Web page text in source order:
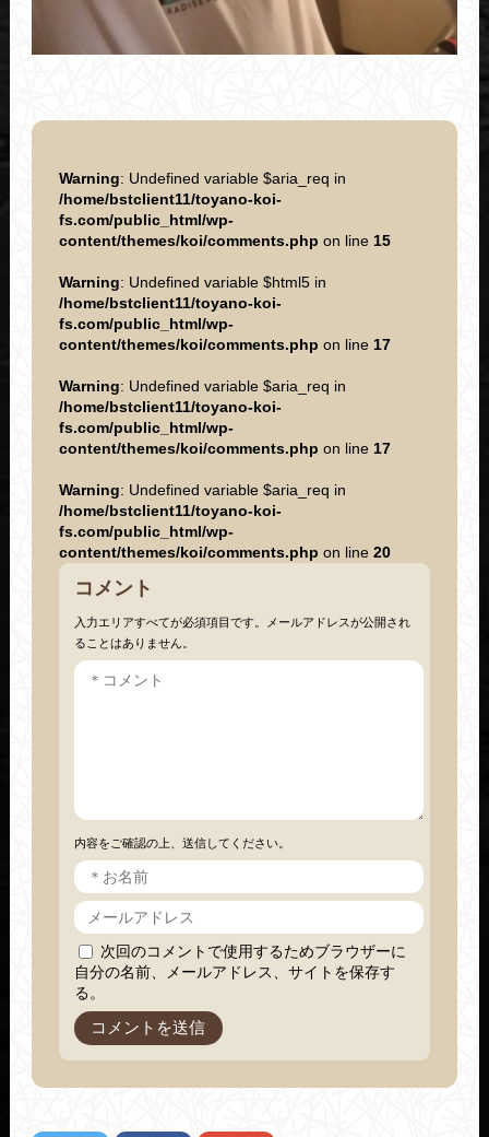
Warning: Undefined variable $aria_req in
/home/bstclient11/toyano-koi-
fs.com/public_html/wp-
content/themes/koi/comments.php on line 15
Warning: Undefined variable $html5 in
/home/bstclient11/toyano-koi-
fs.com/public_html/wp-
content/themes/koi/comments.php on line 17
Warning: Undefined variable $aria_req in
/home/bstclient11/toyano-koi-
fs.com/public_html/wp-
content/themes/koi/comments.php on line 17
Warning: Undefined variable $aria_req in
/home/bstclient11/toyano-koi-
fs.com/public_html/wp-
content/themes/koi/comments.php on line 20
コメント
入力エリアすべてが必須項目です。メールアドレスが公開され
ることはありません。
内容をご確認の上、送信してください。
次回のコメントで使用するためブラウザーに
自分の名前、メールアドレス、サイトを保存す
る。